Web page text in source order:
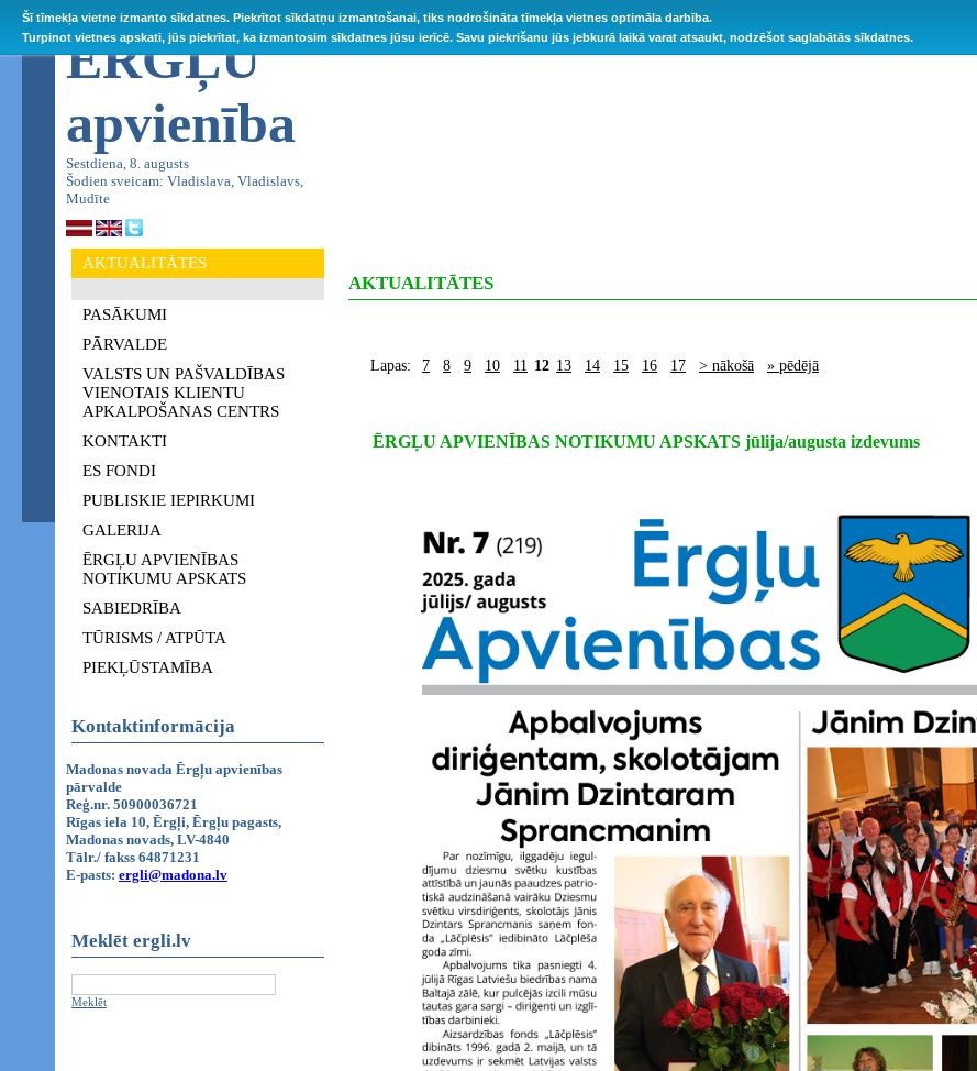
Šī tīmekļa vietne izmanto sīkdatnes. Piekrītot sīkdatņu izmantošanai, tiks nodrošināta tīmekļa vietnes optimāla darbība.
Turpinot vietnes apskati, jūs piekrītat, ka izmantosim sīkdatnes jūsu ierīcē. Savu piekrišanu jūs jebkurā laikā varat atsaukt, nodzēšot saglabātās sīkdatnes.
ĒRGĻU
apvienība
Sestdiena, 8. augusts
Šodien sveicam: Vladislava, Vladislavs,
Mudīte
AKTUALITĀTES
PASĀKUMI
PĀRVALDE
VALSTS UN PAŠVALDĪBAS
VIENOTAIS KLIENTU
APKALPOŠANAS CENTRS
KONTAKTI
ES FONDI
PUBLISKIE IEPIRKUMI
GALERIJA
ĒRGĻU APVIENĪBAS
NOTIKUMU APSKATS
SABIEDRĪBA
TŪRISMS / ATPŪTA
PIEKĻŪSTAMĪBA
Kontaktinformācija
Madonas novada Ērgļu apvienības
pārvalde
Reģ.nr. 50900036721
Rīgas iela 10, Ērgļi, Ērgļu pagasts,
Madonas novads, LV-4840
Tālr./ fakss 64871231
E-pasts: ergli@madona.lv
Meklēt ergli.lv
Meklēt
AKTUALITĀTES
Lapas: 7 8 9 10 11 12 13 14 15 16 17 > nākošā » pēdējā
ĒRGĻU APVIENĪBAS NOTIKUMU APSKATS jūlija/augusta izdevums